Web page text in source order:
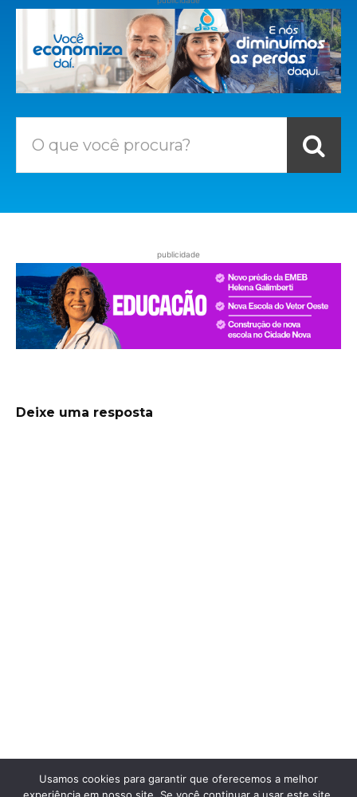
O que você procura?
publicidade
Deixe uma resposta
Usamos cookies para garantir que oferecemos a melhor